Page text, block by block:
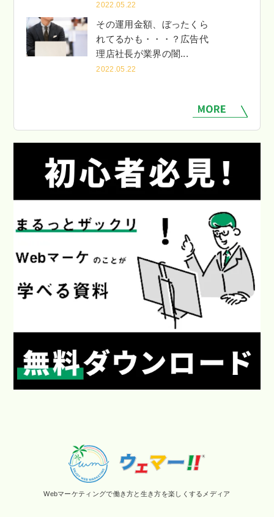
2022.05.22
その運用金額、ぼったくら
れてるかも・・・？広告代
理店社長が業界の闇...
2022.05.22
Webマーケティングで働き方と生き方を楽しくするメディア